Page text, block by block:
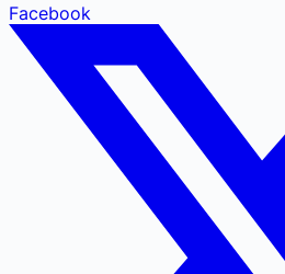
Facebook